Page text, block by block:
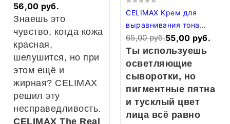
Real Cica Soothing
Cream
56,00 руб.
Знаешь это
чувство, когда кожа
красная,
шелушится, но при
этом ещё и
жирная? CELIMAX
решил эту
несправедливость.
СELIMAX The Real
CELIMAX Крем для
выравнивания тона
кожи Pore+Dark Spot
Brightening Cream, 35
мл
65,00 руб.55,00 руб.
Ты используешь
осветляющие
сыворотки, но
пигментные пятна
и тусклый цвет
лица всё равно